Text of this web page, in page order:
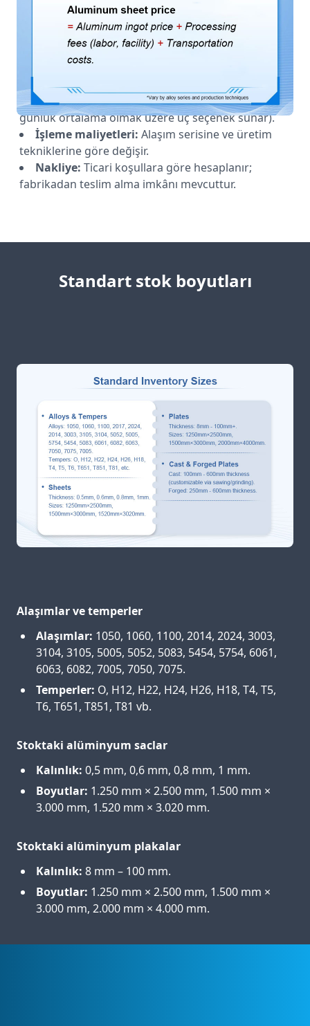
Alüminyum sac fiyatı =Alüminyum külçe fiyatı
İşleme maliyetleri (işçilik, tesis) + Nakliye maliyetleri.
Alüminyum külçe fiyatı:
Her gün saat 10:30
civarında güncellenir (günlük, 3 günlük veya 5
günlük ortalama olmak üzere üç seçenek sunar).
İşleme maliyetleri: Alaşım serisine ve üretim
tekniklerine göre değişir.
Nakliye: Ticari koşullara göre hesaplanır;
fabrikadan teslim alma imkânı mevcuttur.
Standart stok boyutları
Alaşımlar ve temperler
Alaşımlar: 1050, 1060, 1100, 2014, 2024, 3003,
3104, 3105, 5005, 5052, 5083, 5454, 5754, 6061,
6063, 6082, 7005, 7050, 7075.
Temperler: O, H12, H22, H24, H26, H18, T4, T5,
T6, T651, T851, T81 vb.
Stoktaki alüminyum saclar
Kalınlık: 0,5 mm, 0,6 mm, 0,8 mm, 1 mm.
Boyutlar: 1.250 mm × 2.500 mm, 1.500 mm ×
3.000 mm, 1.520 mm × 3.020 mm.
Stoktaki alüminyum plakalar
Kalınlık: 8 mm – 100 mm.
Boyutlar: 1.250 mm × 2.500 mm, 1.500 mm ×
3.000 mm, 2.000 mm × 4.000 mm.